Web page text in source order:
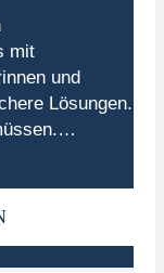
mit
und
Lösungen.
wird?